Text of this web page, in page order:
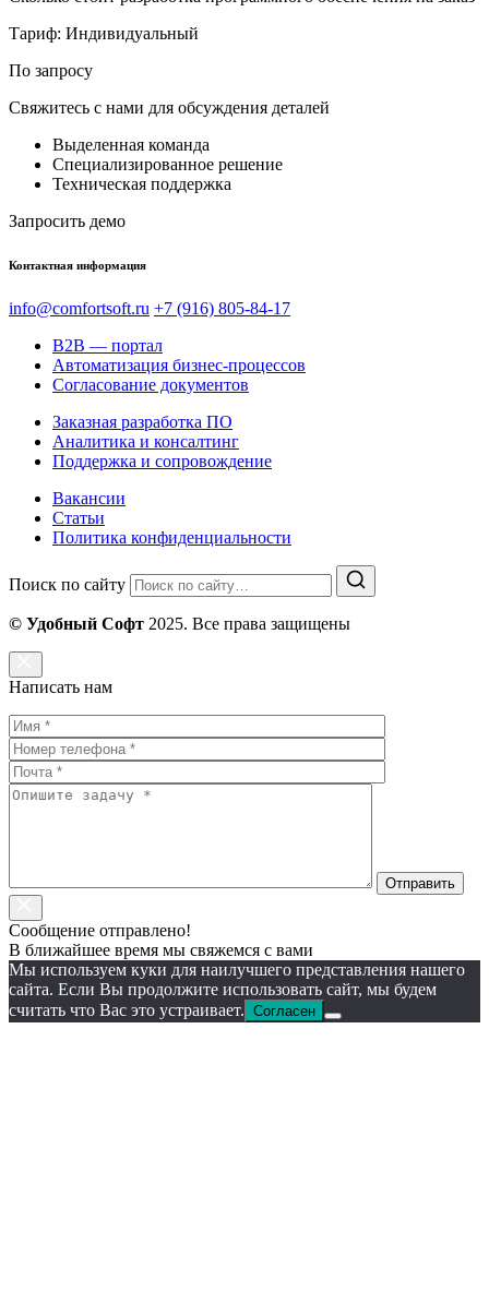
Тариф: Индивидуальный
По запросу
Свяжитесь с нами для обсуждения деталей
Выделенная команда
Специализированное решение
Техническая поддержка
Запросить демо
Контактная информация
info@comfortsoft.ru +7 (916) 805-84-17
B2B — портал
Автоматизация бизнес-процессов
Согласование документов
Заказная разработка ПО
Аналитика и консалтинг
Поддержка и сопровождение
Вакансии
Статьи
Политика конфиденциальности
Поиск по сайту
© Удобный Софт 2025. Все права защищены
Написать нам
Сообщение отправлено!
В ближайшее время мы свяжемся с вами
Мы используем куки для наилучшего представления нашего
сайта. Если Вы продолжите использовать сайт, мы будем
считать что Вас это устраивает. Согласен